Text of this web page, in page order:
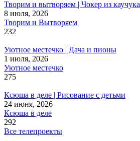
Творим и вытворяем | Чокер из каучука
8 июля, 2026
Творим и Вытворяем
232
Уютное местечко | Дача и пионы
1 июля, 2026
Уютное местечко
275
Ксюша в деле | Рисование с детьми
24 июня, 2026
Ксюша в деле
292
Все телепроекты